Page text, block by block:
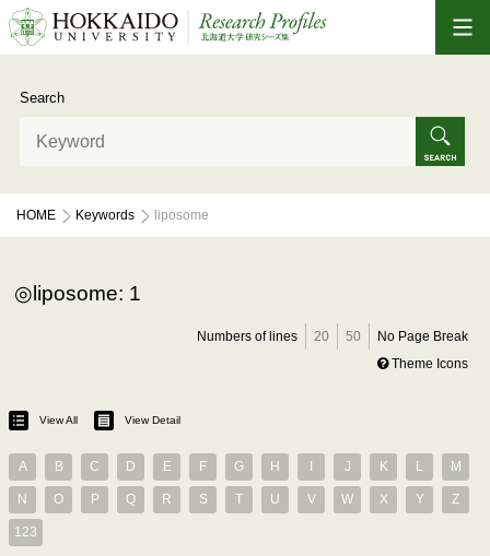
Search
HOME Keywords liposome
liposome: 1
Numbers of lines 20 50
No Page Break
Theme Icons
View All View Detail
A B C D E F G H J K L M
N O P Q R S T U V W X Y Z
123